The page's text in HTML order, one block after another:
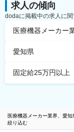
求人の傾向
dodaに掲載中の求人に関
医療機器メーカー
愛知県
固定給25万円以上
医療機器メーカー業界、愛
絞り込む